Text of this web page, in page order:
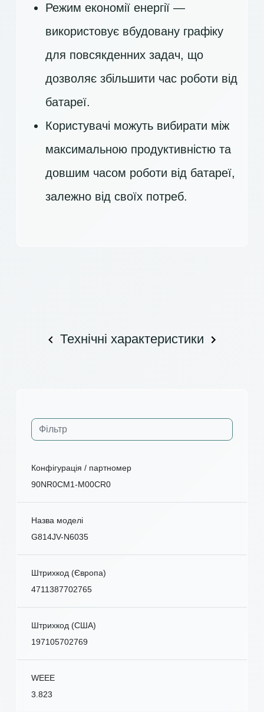
Режим економії енергії —
використовує вбудовану графіку
для повсякденних задач, що
дозволяє збільшити час роботи від
батареї.
Користувачі можуть вибирати між
максимальною продуктивністю та
довшим часом роботи від батареї,
залежно від своїх потреб.
Технічні характеристики
Конфігурація / партномер
90NR0CM1-M00CR0
Назва моделі
G814JV-N6035
Штрихкод (Європа)
4711387702765
Штрихкод (США)
197105702769
WEEE
3.823